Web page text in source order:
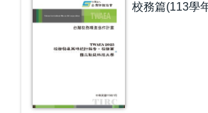
校務篇(113學